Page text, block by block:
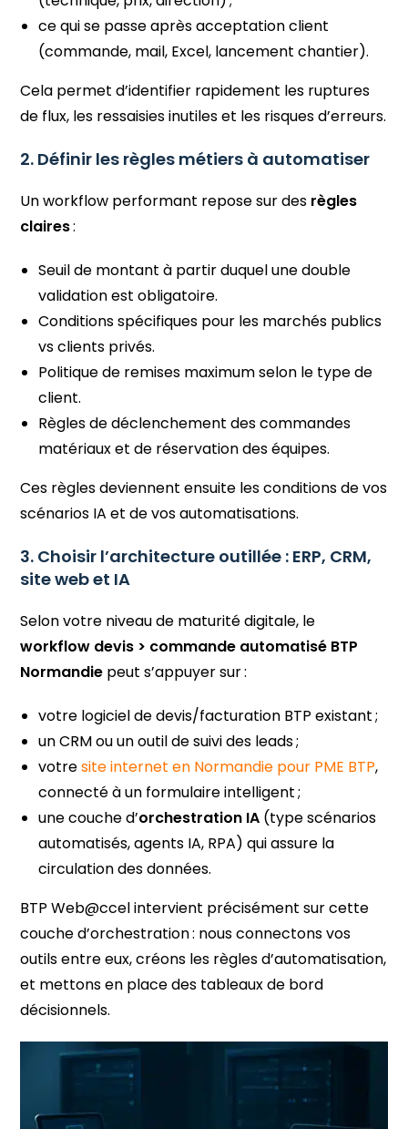
ce qui se passe après acceptation client
(commande, mail, Excel, lancement chantier).
Cela permet d’identifier rapidement les ruptures
de flux, les ressaisies inutiles et les risques d’erreurs.
2. Définir les règles métiers à automatiser
Un workflow performant repose sur des règles
claires:
Seuil de montant à partir duquel une double
validation est obligatoire.
Conditions spécifiques pour les marchés publics
vs clients privés.
Politique de remises maximum selon le type de
client.
Règles de déclenchement des commandes
matériaux et de réservation des équipes.
Ces règles deviennent ensuite les conditions de vos
scénarios IA et de vos automatisations.
3. Choisir l’architecture outillée : ERP, CRM,
site web et IA
Selon votre niveau de maturité digitale, le
workflow devis > commande automatisé BTP
Normandie peut s’appuyer sur :
votre logiciel de devis/facturation BTP existant ;
un CRM ou un outil de suivi des leads ;
votresite internet en Normandie pour PME BTP,
connecté à un formulaire intelligent ;
une couche d’orchestration IA (type scénarios
automatisés, agents IA, RPA) qui assure la
circulation des données.
BTP Web@ccel intervient précisément sur cette
couche d’orchestration : nous connectons vos
outils entre eux, créons les règles d’automatisation,
et mettons en place des tableaux de bord
décisionnels.